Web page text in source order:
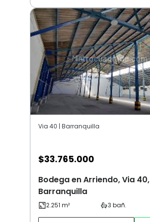
Via 40 | Barranquilla
$33.765.000
Bodega en Arriendo, Via 40,
Barranquilla